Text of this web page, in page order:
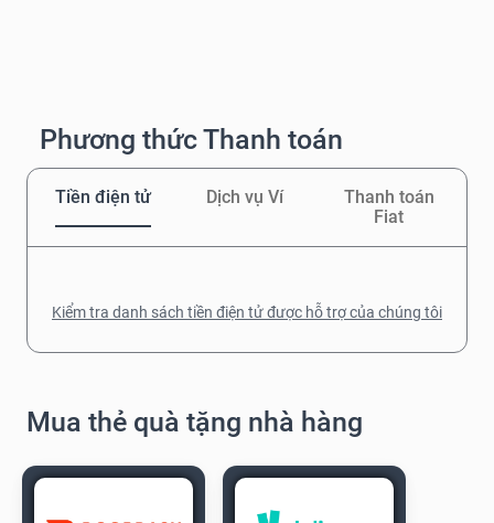
Phương thức Thanh toán
Tiền điện tử Dịch vụ Ví
Thanh toán
Fiat
Kiểm tra danh sách tiền điện tử được hỗ trợ của chúng tôi
Mua thẻ quà tặng nhà hàng